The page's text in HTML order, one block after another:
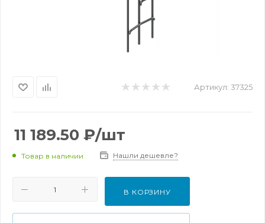
Артикул: 37325
11 189.50 ₽/шт
Товар в наличии Нашли дешевле?
В КОРЗИНУ